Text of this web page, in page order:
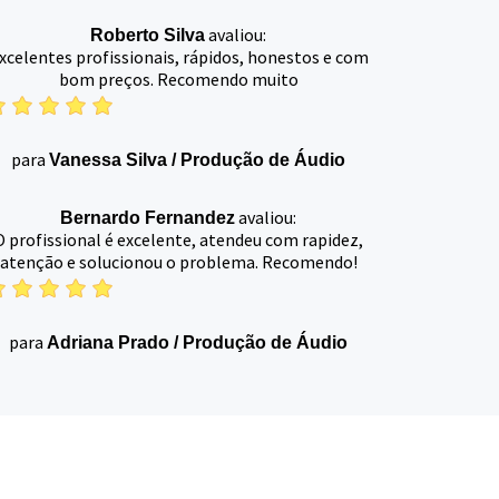
Roberto Silvaavaliou:
profissionais, rápidos, honestos e com
bom preços. Recomendo muito
para Vanessa Silva / Produção de Áudio
Bernardo Fernandezavaliou:
profissional é excelente, atendeu com rapidez,
atenção e solucionou o problema. Recomendo!
para Adriana Prado / Produção de Áudio